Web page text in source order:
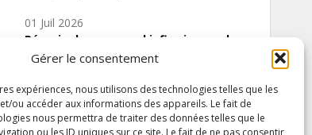
Gérer le consentement
expériences, nous utilisons des technologies telles que les
ou accéder aux informations des appareils. Le fait de
nous permettra de traiter des données telles que le
ou les ID uniques sur ce site. Le fait de ne pas consentir
01 Juil 2026
Pénurie du personnel infirmier :quels
indicateurs d’offre de soins pour